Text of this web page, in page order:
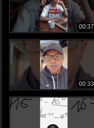
00:37
00:33